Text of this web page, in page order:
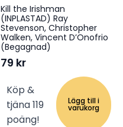
Kill the Irishman
(INPLASTAD) Ray
Stevenson, Christopher
Walken, Vincent D’Onofrio
(Begagnad)
79 kr
Köp &
tjäna 119
poäng!
Lägg till i
varukorg